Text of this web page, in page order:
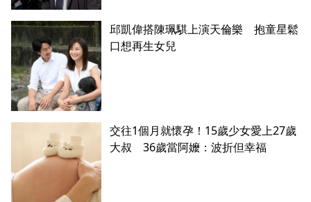
邱凱偉搭陳珮騏上演天倫樂 抱童星鬆
口想再生女兒
交往1個月就懷孕！15歲少女愛上27歲
大叔 36歲當阿嬤：波折但幸福